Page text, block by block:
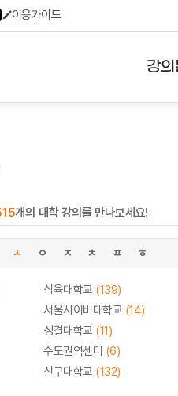
이용가이드
강
개의 대학 강의를 만나보세요!
ㅅ ㅇ ㅈ ㅊ ㅍ ㅎ
삼육대학교 (139)
서울사이버대학교 (14)
성결대학교 (11)
수도권역센터 (6)
신구대학교 (132)